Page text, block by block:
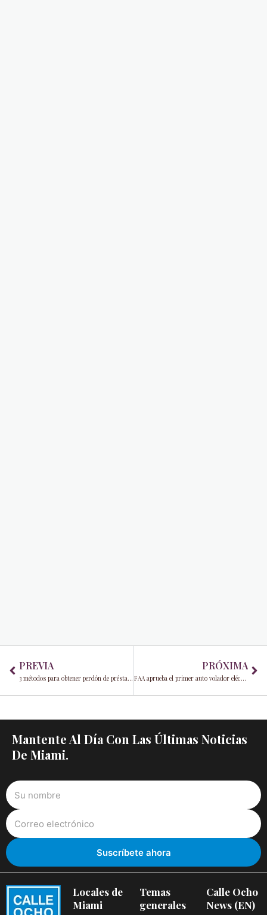
PREVIA
3 métodos para obtener perdón de préstamo federal para estudiantes
PRÓXIMA
FAA aprueba el primer auto volador eléctrico del mundo; pedidos anticipados están abiertos
Mantente Al Día Con Las Últimas Noticias
De Miami.
Locales de
Miami
Temas
generales
Calle Ocho
News (EN)